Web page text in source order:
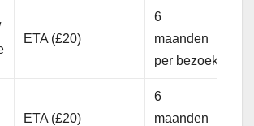
ETA (£20)
6
maanden
per bezoek
ETA (£20)
6
maanden